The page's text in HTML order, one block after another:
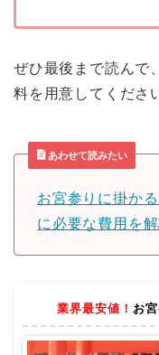
ぜひ最後まで読んで
料を用意してくださ
あわせて読みたい
お宮参りに掛か
に必要な費用を解
業界最安値！ お